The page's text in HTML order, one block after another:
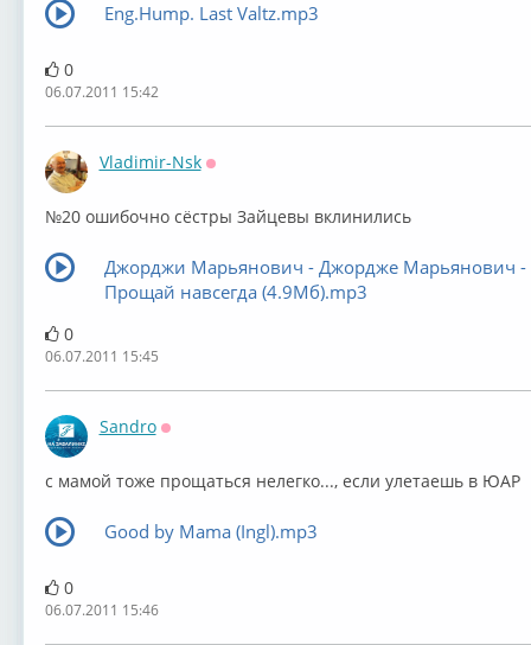
Eng.Hump. Last Valtz.mp3
0
06.07.2011 15:42
Vladimir-Nsk
№20 ошибочно сёстры Зайцевы вклинились
Джорджи Марьянович - Джордже Марьянович -
Прощай навсегда (4.9Мб).mp3
0
06.07.2011 15:45
Sandro
с мамой тоже прощаться нелегко..., если улетаешь в ЮАР
Good bу Mama (Ingl).mp3
0
06.07.2011 15:46